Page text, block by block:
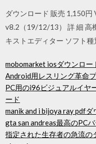
ダウンロード 販売 1,150円
v8.2（19/12/13） 詳 細 高
キストエディター ソフト
mobomarket iosダウンロー
Android用レスリング革命
PC用のi96ビジュアルイヤ
ード
manik and i bijoya ray pdfダ
gta san andreas最高のPC
指定された生存者の急流の